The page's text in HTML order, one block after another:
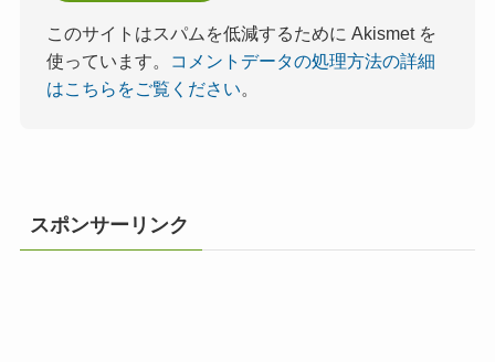
このサイトはスパムを低減するために Akismet を
使っています。
コメントデータの処理方法の詳細
はこちらをご覧ください。
スポンサーリンク